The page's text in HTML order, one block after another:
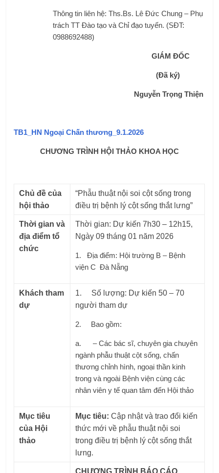
Thông tin liên hệ: Ths.Bs. Lê Đức Chung – Phụ
trách TT Đào tạo và Chỉ đạo tuyến. (SĐT:
0988692488)
GIÁM ĐỐC
(Đã ký)
Nguyễn Trọng Thiện
TB1_HN Ngoại Chấn thương_9.1.2026
CHƯƠNG TRÌNH HỘI THẢO KHOA HỌC
Chủ đề của
hội thảo
“Phẫu thuật nội soi cột sống trong
điều trị bệnh lý cột sống thắt lưng”
Thời gian và
địa điểm tổ
chức
Thời gian: Dự kiến 7h30 – 12h15,
Ngày 09 tháng 01 năm 2026
1. Địa điểm: Hội trường B – Bệnh
viện C Đà Nẵng
Khách tham
dự
1. Số lượng: Dự kiến 50 – 70
người tham dự
2. Bao gồm:
a. – Các bác sĩ, chuyên gia chuyên
ngành phẫu thuật cột sống, chấn
thương chỉnh hình, ngoại thần kinh
trong và ngoài Bệnh viện cùng các
nhân viên y tế quan tâm đến Hội thảo
Mục tiêu
của Hội
thảo
Mục tiêu:Cập nhật và trao đổi kiến
thức mới về phẫu thuật nội soi
trong điều trị bệnh lý cột sống thắt
lưng.
CHƯƠNG TRÌNH BÁO CÁO